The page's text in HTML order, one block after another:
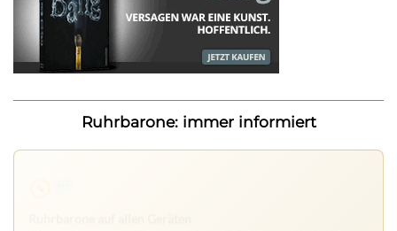
Ruhrbarone: immer informiert